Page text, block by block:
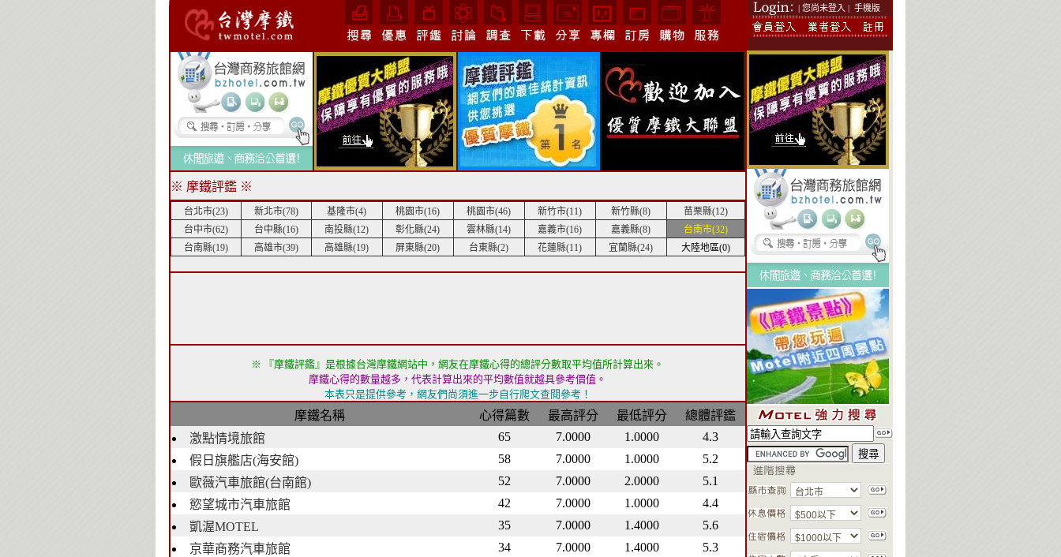
| 您尚未登入 | 手機版
※ 摩鐵評鑑 ※
台北市(23) 新北市(78) 基隆市(4) 桃園市(16) 桃園市(46) 新竹市(11) 新竹縣(8)
苗栗縣(12)
台中市(62)
台中縣(16) 南投縣(12) 彰化縣(24) 雲林縣(14) 嘉義市(16) 嘉義縣(8)
台南市(32)
台南縣(19)
高雄市(39) 高雄縣(19) 屏東縣(20) 台東縣(2) 花蓮縣(11) 宜蘭縣(24) 大陸地區(0)
※ 『摩鐵評鑑』是根據台灣摩鐵網站中，網友在摩鐵心得的總評分數取平均值所計算出來。
摩鐵心得的數量越多，代表計算出來的平均數值就越具參考價值。
本表只是提供參考，網友們尚須進一步自行爬文查閱參考！
摩鐵名稱 心得篇數 最高評分 最低評分
總體評鑑
激點情境旅館
65 7.0000 1.0000
4.3
假日旗艦店(海安館)
58 7.0000 1.0000
5.2
歐薇汽車旅館(台南館)
52 7.0000 2.0000
5.1
慾望城市汽車旅館
42 7.0000 1.0000
4.4
凱渥MOTEL
35 7.0000 1.4000
5.6
京華商務汽車旅館
34 7.0000 1.4000
5.3